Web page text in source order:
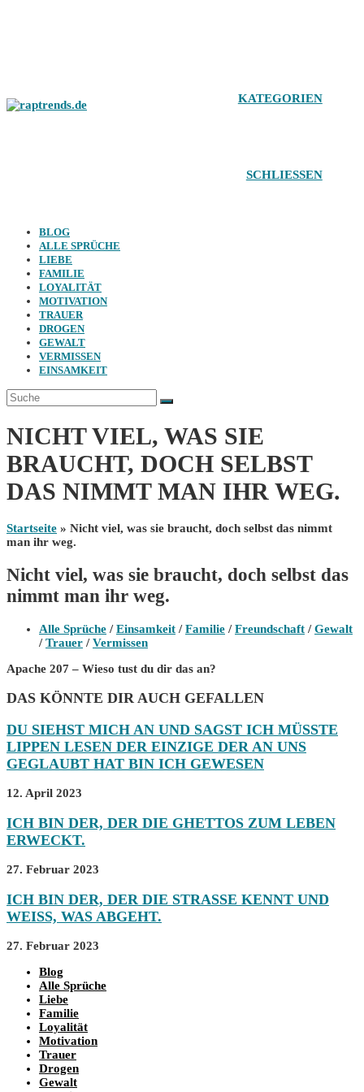
KATEGORIEN
SCHLIESSEN
BLOG
ALLE SPRÜCHE
LIEBE
FAMILIE
LOYALITÄT
MOTIVATION
TRAUER
DROGEN
GEWALT
VERMISSEN
EINSAMKEIT
NICHT VIEL, WAS SIE
BRAUCHT, DOCH SELBST
DAS NIMMT MAN IHR WEG.
Startseite » Nicht viel, was sie braucht, doch selbst das nimmt
man ihr weg.
Nicht viel, was sie braucht, doch selbst das
nimmt man ihr weg.
Beitrags-
Kategorie:
Alle Sprüche / Einsamkeit / Familie / Freundschaft / Gewalt
/ Trauer / Vermissen
Apache 207 – Wieso tust du dir das an?
DAS KÖNNTE DIR AUCH GEFALLEN
DU SIEHST MICH AN UND SAGST ICH MÜSSTE
LIPPEN LESEN DER EINZIGE DER AN UNS
GEGLAUBT HAT BIN ICH GEWESEN
12. April 2023
ICH BIN DER, DER DIE GHETTOS ZUM LEBEN
ERWECKT.
27. Februar 2023
ICH BIN DER, DER DIE STRASSE KENNT UND W
EISS, WAS ABGEHT.
27. Februar 2023
Blog
Alle Sprüche
Liebe
Familie
Loyalität
Motivation
Trauer
Drogen
Gewalt